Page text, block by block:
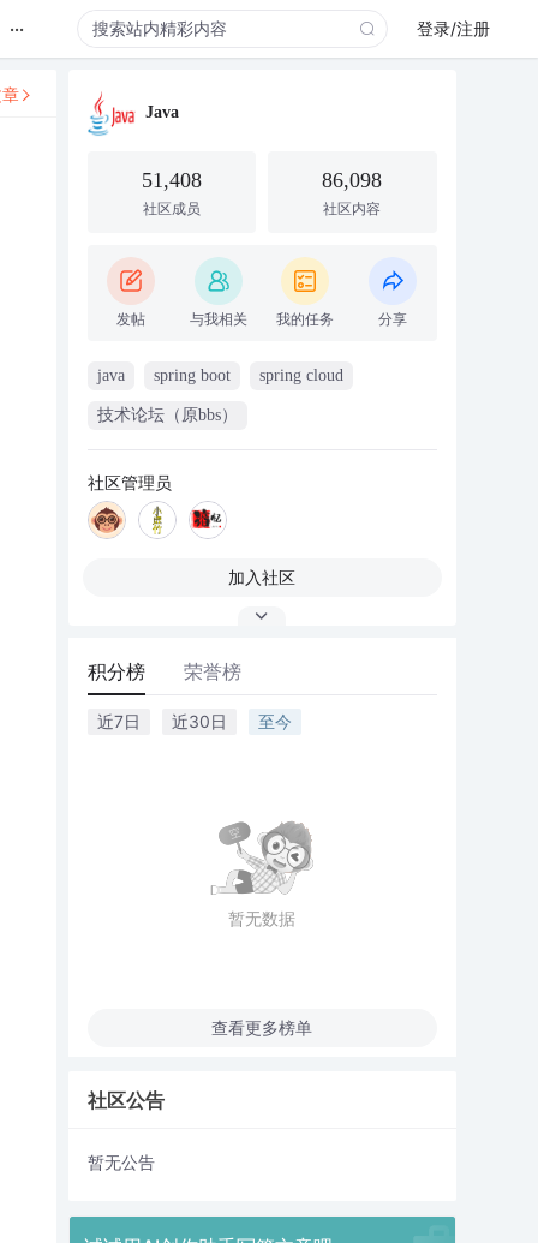
... 登录/注册
Java
51,408
社区成员
86,098
社区内容
发帖 与我相关 我的任务 分享
java spring boot spring cloud
技术论坛（原bbs）
社区管理员
加入社区
积分榜 荣誉榜
近7日 近30日 至今
暂无数据
查看更多榜单
社区公告
暂无公告